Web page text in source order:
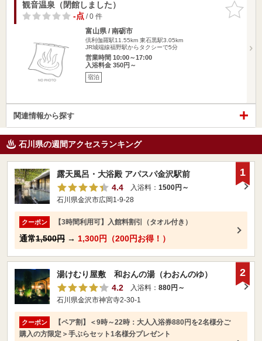
お気に入
りに追加
観音温泉（閉館しました）
-点/ 0 件
富山県 / 南砺市
倶利伽羅駅11.55km 東石黒駅3.05km
JR城端線福野駅からタクシーで5分
営業時間 10:00～17:00
入浴料金 350円～
宿泊
関連情報から探す
石川県の週間アクセスランキング
露天風呂・大浴殿 アパスパ金沢駅前
4.4
入浴料： 1500円～
石川県金沢市広岡1-9-28
クーポン 【3時間利用可】入館料割引（タオル付き）
通常1,500円 → 1,300円（200円お得！）
1
湯けむり屋敷 和おんの湯（わおんのゆ）
4.2
入浴料： 880円～
石川県金沢市神宮寺2-30-1
クーポン
【ペア割】＜9時～22時：大人入浴券880円を2名様分ご
購入の方限定＞手ぶらセット1名様分プレゼント
2